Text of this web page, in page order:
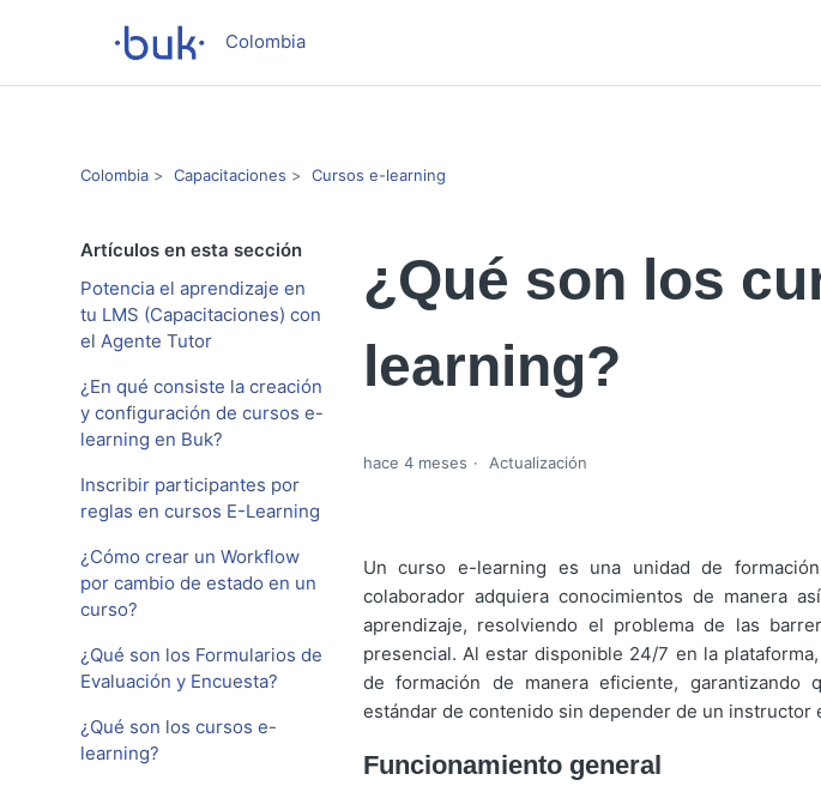
Colombia
Colombia Capacitaciones Cursos e-learning
Artículos en esta sección
Potencia el aprendizaje en
tu LMS (Capacitaciones) con
el Agente Tutor
¿En qué consiste la creación
y configuración de cursos e-
learning en Buk?
Inscribir participantes por
reglas en cursos E-Learning
¿Cómo crear un Workflow
por cambio de estado en un
curso?
¿Qué son los Formularios de
Evaluación y Encuesta?
¿Qué son los cursos e-
learning?
¿Qué son los
learning?
hace 4 meses Actualización
Un curso e-learning es una unidad de
colaborador adquiera conocimientos de manera
aprendizaje, resolviendo el problema de las
presencial. Al estar disponible 24/7 en la
de formación de manera eficiente, garantizando
estándar de contenido sin depender de un instructor
Funcionamiento general